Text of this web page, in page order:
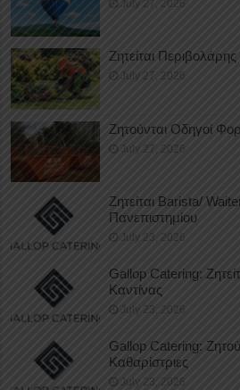
July 27, 2026
Ζητείται
July 27, 2026
Ζητούνται Οδηγοί
July 27, 2026
Ζητείται Barista/
Πανεπιστημίου
July 23, 2026
Gallop Catering:
Καντίνας
July 23, 2026
Gallop Catering:
Καθαρίστριες
July 23, 2026